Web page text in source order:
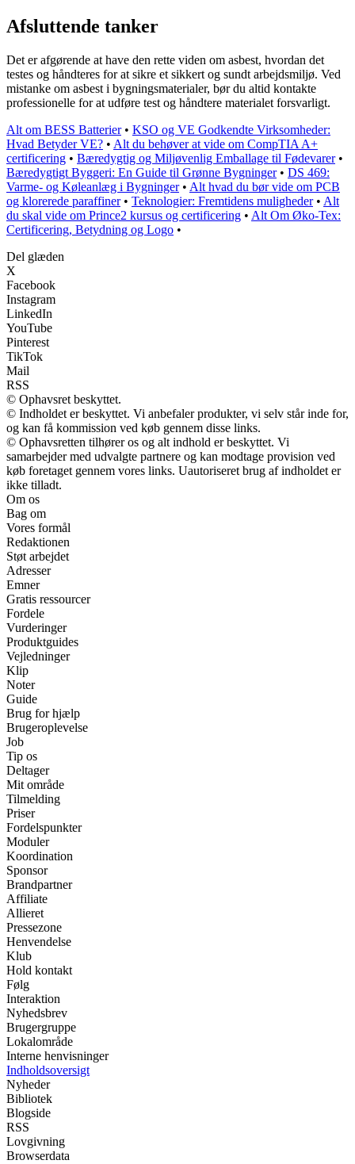
Afsluttende tanker
Det er afgørende at have den rette viden om asbest, hvordan det
testes og håndteres for at sikre et sikkert og sundt arbejdsmiljø. Ved
mistanke om asbest i bygningsmaterialer, bør du altid kontakte
professionelle for at udføre test og håndtere materialet forsvarligt.
Alt om BESS Batterier• KSO og VE Godkendte Virksomheder:
Hvad Betyder VE? • Alt du behøver at vide om CompTIA A+
certificering • Bæredygtig og Miljøvenlig Emballage til Fødevarer•
Bæredygtigt Byggeri: En Guide til Grønne Bygninger• DS 469:
Varme- og Køleanlæg i Bygninger• Alt hvad du bør vide om PCB
og klorerede paraffiner• Teknologier: Fremtidens muligheder• Alt
du skal vide om Prince2 kursus og certificering • Alt Om Øko-Tex:
Certificering, Betydning og Logo •
Del glæden
X
Facebook
Instagram
LinkedIn
YouTube
Pinterest
TikTok
Mail
RSS
© Ophavsret beskyttet.
© Indholdet er beskyttet. Vi anbefaler produkter, vi selv står inde for,
og kan få kommission ved køb gennem disse links.
© Ophavsretten tilhører os og alt indhold er beskyttet. Vi
samarbejder med udvalgte partnere og kan modtage provision ved
køb foretaget gennem vores links. Uautoriseret brug af indholdet er
ikke tilladt.
Om os
Bag om
Vores formål
Redaktionen
Støt arbejdet
Adresser
Emner
Gratis ressourcer
Fordele
Vurderinger
Produktguides
Vejledninger
Klip
Noter
Guide
Brug for hjælp
Brugeroplevelse
Job
Tip os
Deltager
Mit område
Tilmelding
Priser
Fordelspunkter
Moduler
Koordination
Sponsor
Brandpartner
Affiliate
Allieret
Pressezone
Henvendelse
Klub
Hold kontakt
Følg
Interaktion
Nyhedsbrev
Brugergruppe
Lokalområde
Interne henvisninger
Indholdsoversigt
Nyheder
Bibliotek
Blogside
RSS
Lovgivning
Browserdata